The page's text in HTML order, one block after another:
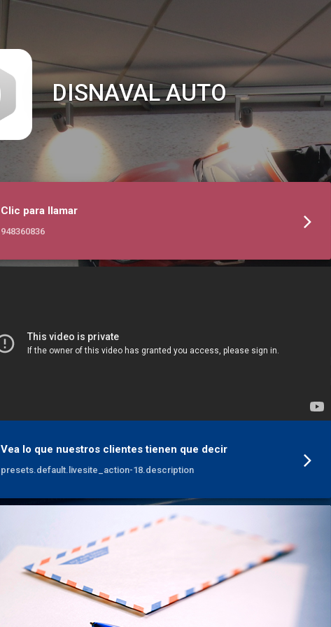
DISNAVAL AUTO
Clic para llamar
948360836
Vea lo que nuestros clientes tienen que decir
presets.default.livesite_action-18.description